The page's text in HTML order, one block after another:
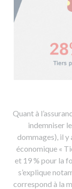
Quant à
indemniser
dommages), il y
économique «
et 19 % pour la
s’explique
correspond à la